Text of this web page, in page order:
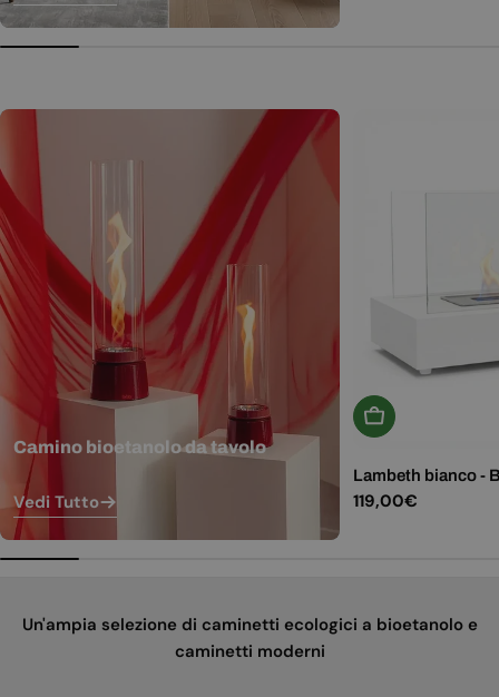
Camino bioetanolo da tavolo
Vedi Tutto
Aggiungi Al
Lambeth bianco -
Prezzo
119,00€
Un'ampia selezione di caminetti ecologici a bioetanolo e
caminetti moderni